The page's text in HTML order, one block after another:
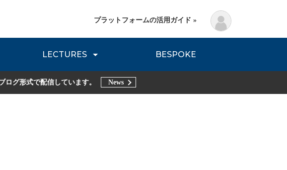
DNVB REPORT TRIBE REPORTS
LECTURES
Planning Method
BESPOKE
プラットフォームの活用ガイド »
ログ形式で配信しています。 News